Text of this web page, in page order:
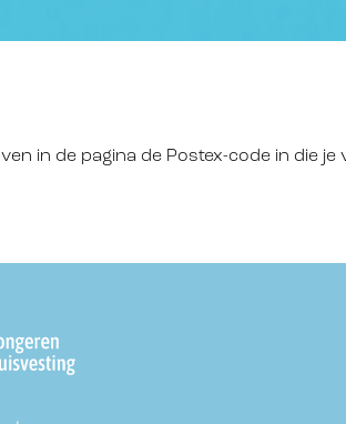
in de pagina de Postex-code in die